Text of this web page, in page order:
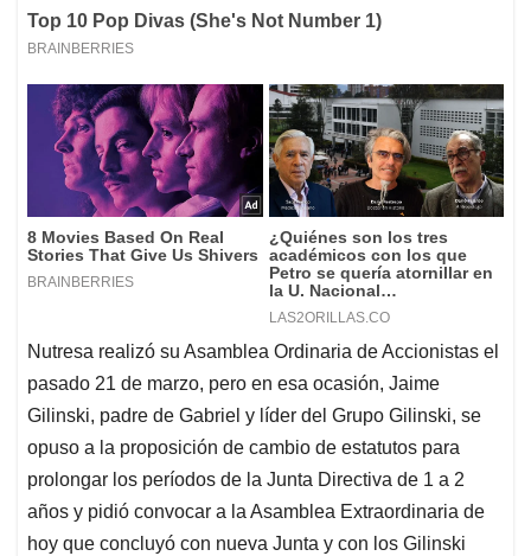
Nutresa realizó su Asamblea Ordinaria de Accionistas el
pasado 21 de marzo, pero en esa ocasión, Jaime
Gilinski, padre de Gabriel y líder del Grupo Gilinski, se
opuso a la proposición de cambio de estatutos para
prolongar los períodos de la Junta Directiva de 1 a 2
años y pidió convocar a la Asamblea Extraordinaria de
hoy que concluyó con nueva Junta y con los Gilinski